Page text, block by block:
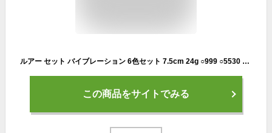
ルアー セット バイブレーション 6色セット 7.5cm 24g ○999 ○5530 送料無料 釣具 オルルド釣具 釣り具
この商品をサイトでみる